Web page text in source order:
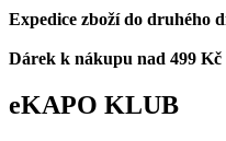
Expedice zboží do druhého
Dárek k nákupu nad 499 Kč
eKAPO KLUB